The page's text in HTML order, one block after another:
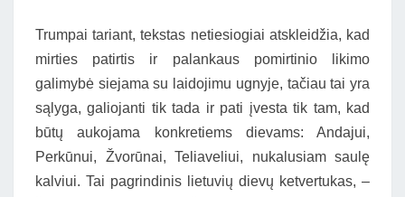
Trumpai tariant, tekstas netiesiogiai atskleidžia, kad
mirties patirtis ir palankaus pomirtinio likimo
galimybė siejama su laidojimu ugnyje, tačiau tai yra
sąlyga, galiojanti tik tada ir pati įvesta tik tam, kad
būtų aukojama konkretiems dievams: Andajui,
Perkūnui, Žvorūnai, Teliaveliui, nukalusiam saulę
kalviui. Tai pagrindinis lietuvių dievų ketvertukas, –